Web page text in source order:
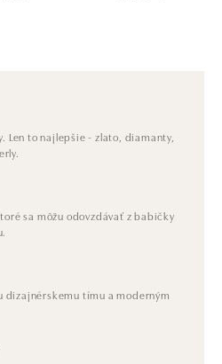
Len to najlepšie - zlato, diamanty,
sa môžu odovzdávať z babičky
dizajnérskemu tímu a moderným